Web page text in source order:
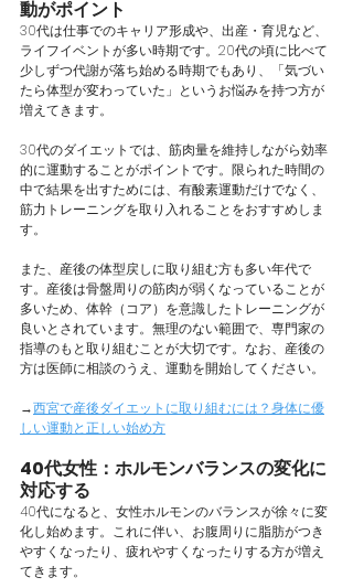
動がポイント
30代は仕事でのキャリア形成や、出産・育児など、
ライフイベントが多い時期です。20代の頃に比べて
少しずつ代謝が落ち始める時期でもあり、「気づい
たら体型が変わっていた」というお悩みを持つ方が
増えてきます。
30代のダイエットでは、筋肉量を維持しながら効率
的に運動することがポイントです。限られた時間の
中で結果を出すためには、有酸素運動だけでなく、
筋力トレーニングを取り入れることをおすすめしま
す。
また、産後の体型戻しに取り組む方も多い年代で
す。産後は骨盤周りの筋肉が弱くなっていることが
多いため、体幹（コア）を意識したトレーニングが
良いとされています。無理のない範囲で、専門家の
指導のもと取り組むことが大切です。なお、産後の
方は医師に相談のうえ、運動を開始してください。
→西宮で産後ダイエットに取り組むには？身体に優
しい運動と正しい始め方
40代女性：ホルモンバランスの変化に
対応する
40代になると、女性ホルモンのバランスが徐々に変
化し始めます。これに伴い、お腹周りに脂肪がつき
やすくなったり、疲れやすくなったりする方が増え
てきます。